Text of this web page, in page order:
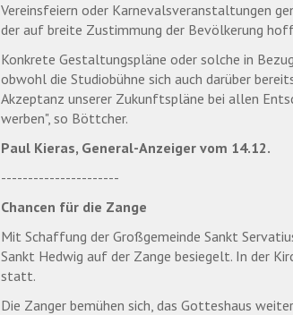
Vereinsfeiern oder Karnevalsveranstaltungen
der auf breite Zustimmung der Bevölkerung
Konkrete Gestaltungspläne oder solche in
obwohl die Studiobühne sich auch darüber
Akzeptanz unserer Zukunftspläne bei allen
werben", so Böttcher.
Paul Kieras, General-Anzeiger vom 14.12.
----------------------
Chancen für die Zange
Mit Schaffung der Großgemeinde Sankt
Sankt Hedwig auf der Zange besiegelt. In der
statt.
Die Zanger bemühen sich, das Gotteshaus